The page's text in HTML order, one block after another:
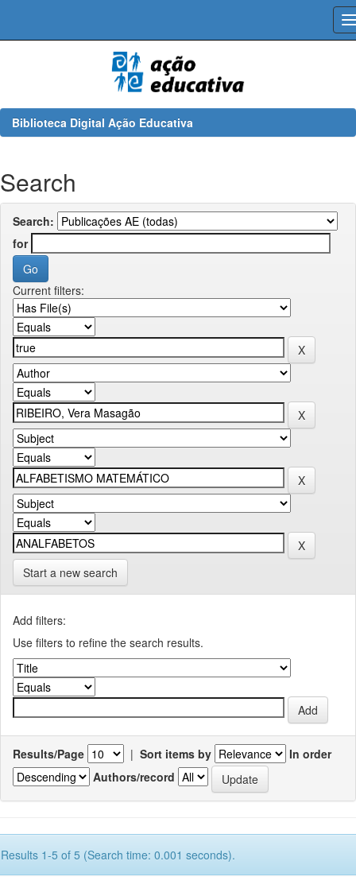
Biblioteca Digital Ação Educativa
Search
Search:
for
Current filters:
Start a new search
Add filters:
Use filters to refine the search results.
Results/Page | Sort items by
In order
Authors/record
Results 1-5 of 5 (Search time: 0.001 seconds).